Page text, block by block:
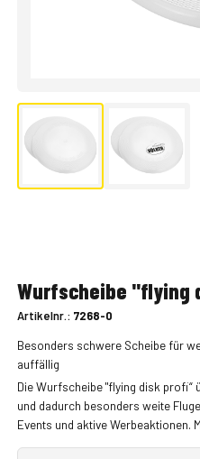
Wurfscheibe "flying
Artikelnr.: 7268-0
Besonders schwere Scheibe für
auffällig
Die Wurfscheibe "flying disk profi“
und dadurch besonders weite
Events und aktive Werbeaktionen.